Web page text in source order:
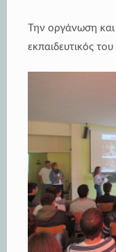
Την οργάνωση
εκπαιδευτικός